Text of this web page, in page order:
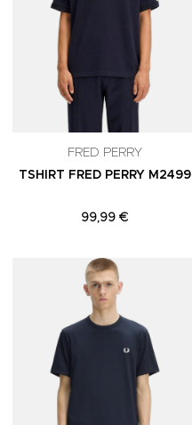
FRED PERRY
TSHIRT FRED PERRY M2499
99,99 €